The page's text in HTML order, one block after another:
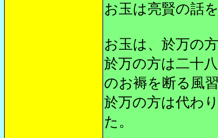
お玉は亮賢の話
お玉は、於万の
於万の方は二十
のお褥を断る風
於万の方は代わ
た。